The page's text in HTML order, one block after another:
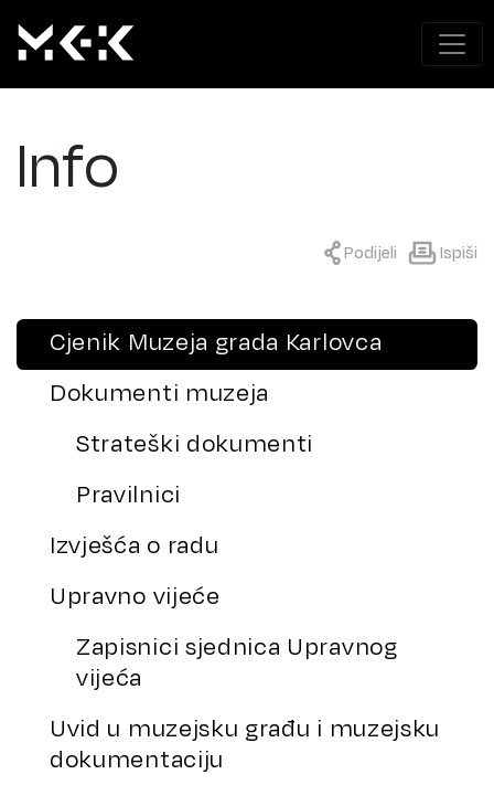
Info
Podijeli Ispiši
Cjenik Muzeja grada Karlovca
Dokumenti muzeja
Strateški dokumenti
Pravilnici
Izvješća o radu
Upravno vijeće
Zapisnici sjednica Upravnog
vijeća
Uvid u muzejsku građu i muzejsku
dokumentaciju